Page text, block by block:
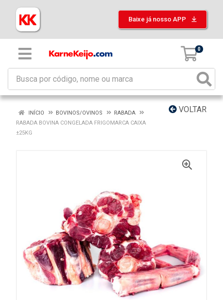
Baixe já nosso APP
0
VOLTAR
INÍCIO BOVINOS/OVINOS
RABADA
RABADA BOVINA CONGELADA FRIGOMARCA CAIXA
±25KG